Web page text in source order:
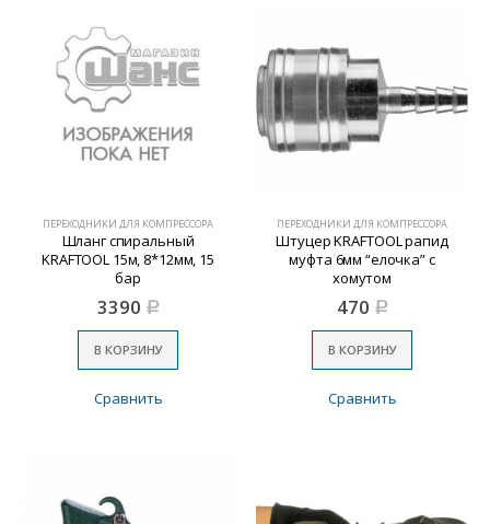
ПЕРЕХОДНИКИ ДЛЯ КОМПРЕССОРА
Шланг спиральный
KRAFTOOL 15м, 8*12мм, 15
бар
3390 Р
В КОРЗИНУ
Сравнить
ПЕРЕХОДНИКИ ДЛЯ КОМПРЕССОРА
Штуцер KRAFTOOL рапид
муфта 6мм “елочка” с
хомутом
470 Р
В КОРЗИНУ
Сравнить